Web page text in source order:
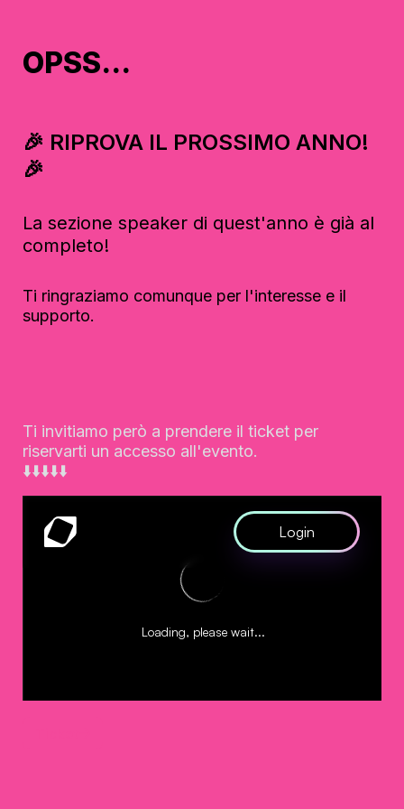
OPSS...
🎉 RIPROVA IL PROSSIMO ANNO!
🎉
La sezione speaker di quest'anno è già al
completo!
Ti ringraziamo comunque per l'interesse e il
supporto.
Ti invitiamo però a prendere il ticket per
riservarti un accesso all'evento.
⬇️⬇️⬇️⬇️⬇️